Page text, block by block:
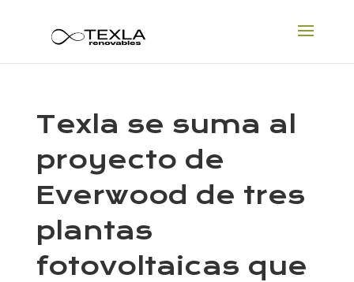
Texla se suma al
proyecto de
Everwood de tres
plantas
fotovoltaicas que